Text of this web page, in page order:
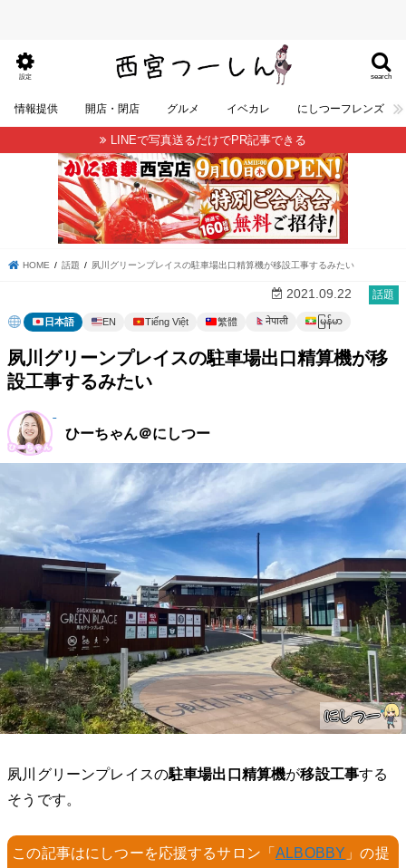
search
設定
情報提供 開店・閉店 グルメ イベカレ にしつーフレンズ
LINEで写真送るだけでPR記事できる
HOME 話題 夙川グリーンプレイスの駐車場出口精算機が移設工事するみたい
話題
2021.09.22
日本語 EN Tiếng Việt 繁體 नेपाली မြန်မာ
夙川グリーンプレイスの駐車場出口精算機が移
設工事するみたい
ひーちゃん＠にしつー
夙川グリーンプレイスの駐車場出口精算機が移設工事する
そうです。
この記事はにしつーを応援するサロン「ALBOBBY 」の提